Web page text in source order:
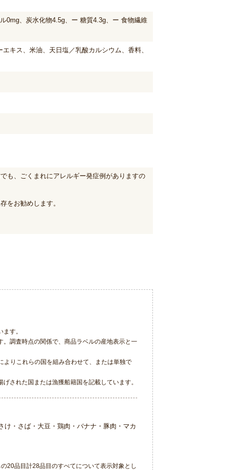
0mg、炭水化物4.5g、ー 糖質4.3g、ー 食物繊維
キス、米油、天日塩／乳酸カルシウム、香料、
も、ごくまれにアレルギー発症例がありますの
をお勧めします。
す。
調査時点の関係で、商品ラベルの産地表示と一
よりこれらの国を組み合わせて、または単独で
された国または漁獲船籍国を記載しています。
・さば・大豆・鶏肉・バナナ・豚肉・マカ
20品目計28品目のすべてについて表示対象とし